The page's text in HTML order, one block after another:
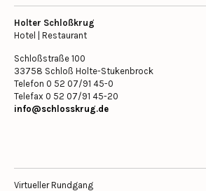
Holter Schloßkrug
Hotel | Restaurant
Schloßstraße 100
33758 Schloß Holte-Stukenbrock
Telefon 0 52 07/91 45-0
Telefax 0 52 07/91 45-20
info@schlosskrug.de
Virtueller Rundgang